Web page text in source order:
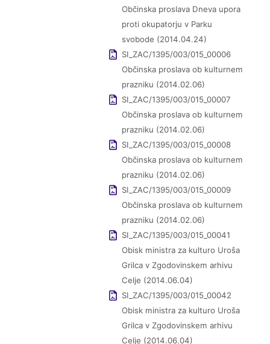
Občinska proslava Dneva upora
proti okupatorju v Parku
svobode (2014.04.24)
SI_ZAC/1395/003/015_00006
Občinska proslava ob kulturnem
prazniku (2014.02.06)
SI_ZAC/1395/003/015_00007
Občinska proslava ob kulturnem
prazniku (2014.02.06)
SI_ZAC/1395/003/015_00008
Občinska proslava ob kulturnem
prazniku (2014.02.06)
SI_ZAC/1395/003/015_00009
Občinska proslava ob kulturnem
prazniku (2014.02.06)
SI_ZAC/1395/003/015_00041
Obisk ministra za kulturo Uroša
Grilca v Zgodovinskem arhivu
Celje (2014.06.04)
SI_ZAC/1395/003/015_00042
Obisk ministra za kulturo Uroša
Grilca v Zgodovinskem arhivu
Celje (2014.06.04)